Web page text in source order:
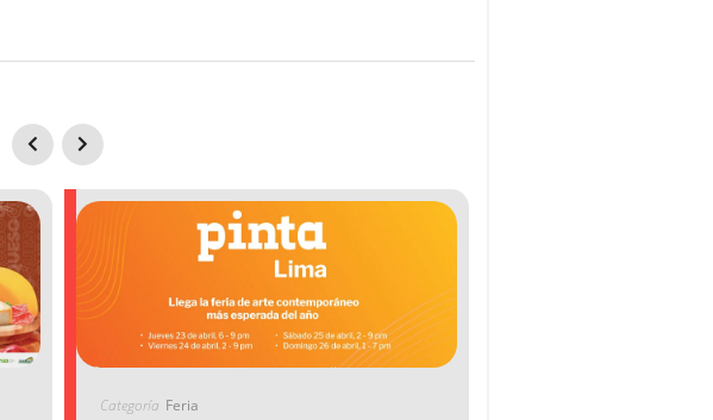
Categoría Feria